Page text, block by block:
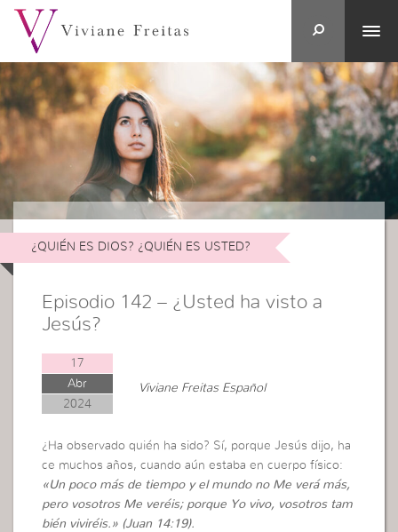
¿QUIÉN ES DIOS? ¿QUIÉN ES USTED?
Episodio 142 – ¿Usted ha visto a
Jesús?
17
Abr
2024
Viviane Freitas Español
¿Ha observado quién ha sido? Sí, porque Jesús dijo, ha
ce muchos años, cuando aún estaba en cuerpo físico:
«Un poco más de tiempo y el mundo no Me verá más,
pero vosotros Me veréis; porque Yo vivo, vosotros tam
bién viviréis. » (Juan 14:19).